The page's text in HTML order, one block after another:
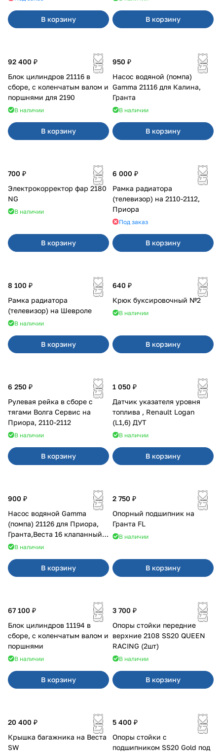
В корзину В корзину
92 400 ₽
Блок цилиндров 21116 в
сборе, с коленчатым валом и
поршнями для 2190
В наличии
В корзину
950 ₽
Насос водяной (помпа)
Gamma 21116 для Калина,
Гранта
В наличии
В корзину
700 ₽
Электрокорректор фар 2180
NG
В наличии
В корзину
6 000 ₽
Рамка радиатора
(телевизор) на 2110-2112,
Приора
Под заказ
В корзину
8 100 ₽
Рамка радиатора
(телевизор) на Шевроле
В наличии
В корзину
640 ₽
Крюк буксировочный №2
В наличии
В корзину
6 250 ₽
Рулевая рейка в сборе с
тягами Волга Сервис на
Приора, 2110-2112
В наличии
В корзину
1 050 ₽
Датчик указателя уровня
топлива , Renault Logan
(L1,6) ДУТ
В наличии
В корзину
900 ₽
Насос водяной Gamma
(помпа) 21126 для Приора,
Гранта,Веста 16 клапанный
двигатель.
В наличии
В корзину
2 750 ₽
Опорный подшипник на
Гранта FL
В наличии
В корзину
67 100 ₽
Блок цилиндров 11194 в
сборе, с коленчатым валом и
поршнями
В наличии
В корзину
3 700 ₽
Опоры стойки передние
верхние 2108 SS20 QUEEN
RACING (2шт)
В наличии
В корзину
20 400 ₽
Крышка багажника на Веста
SW
5 400 ₽
Опоры стойки с
подшипником SS20 Gold под